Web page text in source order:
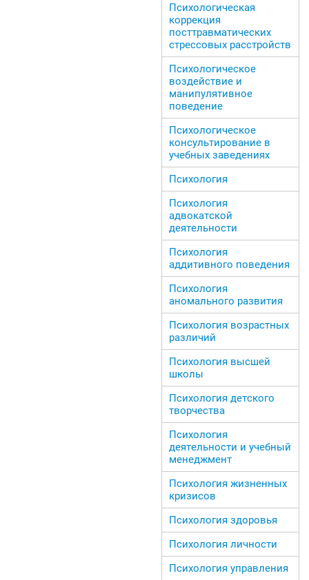
Психологическая
коррекция
посттравматических
стрессовых расстройств
Психологическое
воздействие и
манипулятивное
поведение
Психологическое
консультирование в
учебных заведениях
Психология
Психология
адвокатской
деятельности
Психология
аддитивного поведения
Психология
аномального развития
Психология возрастных
различий
Психология высшей
школы
Психология детского
творчества
Психология
деятельности и учебный
менеджмент
Психология жизненных
кризисов
Психология здоровья
Психология личности
Психология управления